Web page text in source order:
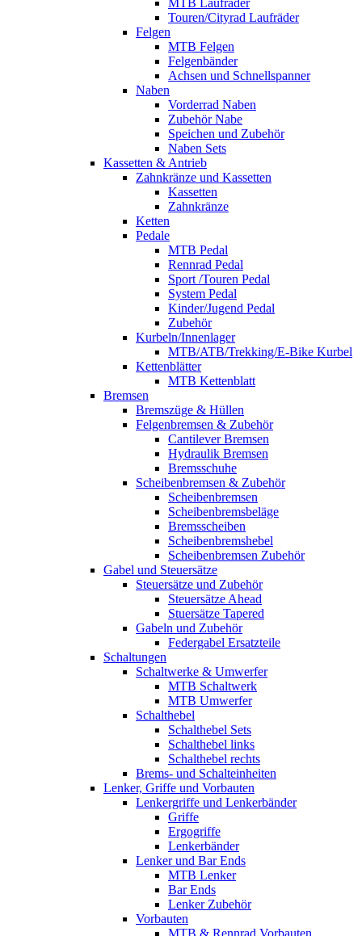
MTB Laufräder
Touren/Cityrad Laufräder
Felgen
MTB Felgen
Felgenbänder
Achsen und Schnellspanner
Naben
Vorderrad Naben
Zubehör Nabe
Speichen und Zubehör
Naben Sets
Kassetten & Antrieb
Zahnkränze und Kassetten
Kassetten
Zahnkränze
Ketten
Pedale
MTB Pedal
Rennrad Pedal
Sport /Touren Pedal
System Pedal
Kinder/Jugend Pedal
Zubehör
Kurbeln/Innenlager
MTB/ATB/Trekking/E-Bike Kurbel
Kettenblätter
MTB Kettenblatt
Bremsen
Bremszüge & Hüllen
Felgenbremsen & Zubehör
Cantilever Bremsen
Hydraulik Bremsen
Bremsschuhe
Scheibenbremsen & Zubehör
Scheibenbremsen
Scheibenbremsbeläge
Bremsscheiben
Scheibenbremshebel
Scheibenbremsen Zubehör
Gabel und Steuersätze
Steuersätze und Zubehör
Steuersätze Ahead
Stuersätze Tapered
Gabeln und Zubehör
Federgabel Ersatzteile
Schaltungen
Schaltwerke & Umwerfer
MTB Schaltwerk
MTB Umwerfer
Schalthebel
Schalthebel Sets
Schalthebel links
Schalthebel rechts
Brems- und Schalteinheiten
Lenker, Griffe und Vorbauten
Lenkergriffe und Lenkerbänder
Griffe
Ergogriffe
Lenkerbänder
Lenker und Bar Ends
MTB Lenker
Bar Ends
Lenker Zubehör
Vorbauten
MTB & Rennrad Vorbauten